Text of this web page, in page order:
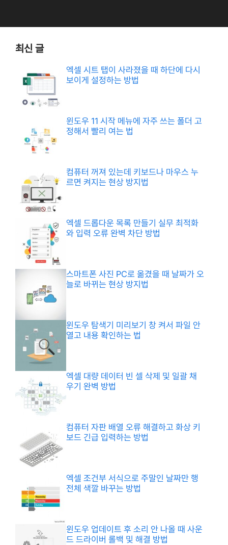
최신 글
엑셀 시트 탭이 사라졌을 때 하단에 다시
보이게 설정하는 방법
윈도우 11 시작 메뉴에 자주 쓰는 폴더 고
정해서 빨리 여는 법
컴퓨터 꺼져 있는데 키보드나 마우스 누
르면 켜지는 현상 방지법
엑셀 드롭다운 목록 만들기 실무 최적화
와 입력 오류 완벽 차단 방법
스마트폰 사진 PC로 옮겼을 때 날짜가 오
늘로 바뀌는 현상 방지법
윈도우 탐색기 미리보기 창 켜서 파일 안
열고 내용 확인하는 법
엑셀 대량 데이터 빈 셀 삭제 및 일괄 채
우기 완벽 방법
컴퓨터 자판 배열 오류 해결하고 화상 키
보드 긴급 입력하는 방법
엑셀 조건부 서식으로 주말인 날짜만 행
전체 색깔 바꾸는 방법
윈도우 업데이트 후 소리 안 나올 때 사운
드 드라이버 롤백 및 해결 방법